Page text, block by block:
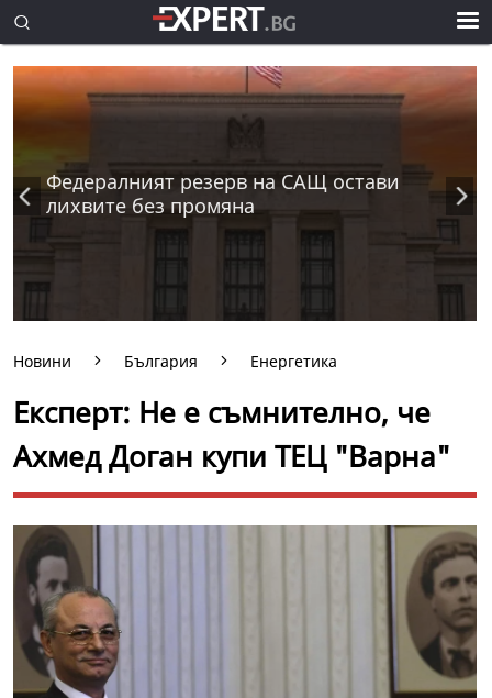
Федералният резерв на САЩ остави
лихвите без промяна
Новини България Енергетика
Експерт: Не е съмнително, че
Ахмед Доган купи ТЕЦ "Варна"